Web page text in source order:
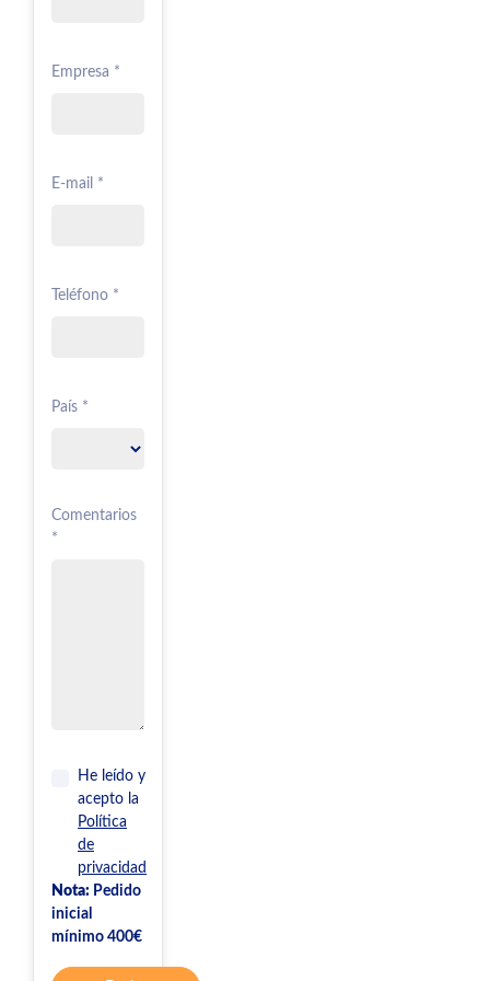
Empresa *
E-mail *
Teléfono *
País *
Comentarios
*
He leído y
acepto la
Política
de
privacidad
Nota: Pedido
inicial
mínimo 400€